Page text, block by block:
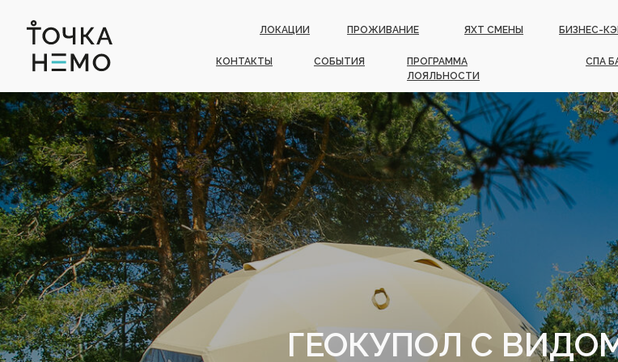
ЛОКАЦИИ ПРОЖИВАНИЕ ЯХТ СМЕНЫ
СПА
БИЗНЕС-
ПРОГРАММА
ЛОЯЛЬНОСТИ
СОБЫТИЯ
КОНТАКТЫ
ТЕМАТИЧЕСКИЕ
ГЕОКУПОЛ С